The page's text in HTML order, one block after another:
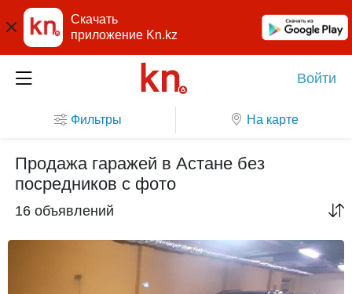
Скачать
приложение Kn.kz
Войти
Фильтры На карте
Продажа гаражей в Астане без
посредников с фото
16 объявлений